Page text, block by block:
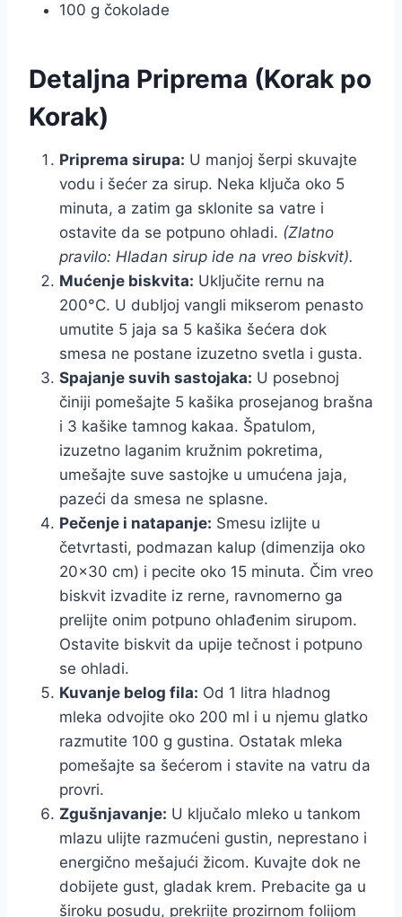
100 g čokolade
Detaljna Priprema (Korak po
Korak)
Priprema sirupa: U manjoj šerpi skuvajte
vodu i šećer za sirup. Neka ključa oko 5
minuta, a zatim ga sklonite sa vatre i
ostavite da se potpuno ohladi. (Zlatno
pravilo: Hladan sirup ide na vreo biskvit).
Mućenje biskvita: Uključite rernu na
200°C. U dubljoj vangli mikserom penasto
umutite 5 jaja sa 5 kašika šećera dok
smesa ne postane izuzetno svetla i gusta.
Spajanje suvih sastojaka: U posebnoj
činiji pomešajte 5 kašika prosejanog brašna
i 3 kašike tamnog kakaa. Špatulom,
izuzetno laganim kružnim pokretima,
umešajte suve sastojke u umućena jaja,
pazeći da smesa ne splasne.
Pečenje i natapanje: Smesu izlijte u
četvrtasti, podmazan kalup (dimenzija oko
20×30 cm) i pecite oko 15 minuta. Čim vreo
biskvit izvadite iz rerne, ravnomerno ga
prelijte onim potpuno ohlađenim sirupom.
Ostavite biskvit da upije tečnost i potpuno
se ohladi.
Kuvanje belog fila: Od 1 litra hladnog
mleka odvojite oko 200 ml i u njemu glatko
razmutite 100 g gustina. Ostatak mleka
pomešajte sa šećerom i stavite na vatru da
provri.
Zgušnjavanje: U ključalo mleko u tankom
mlazu ulijte razmućeni gustin, neprestano i
energično mešajući žicom. Kuvajte dok ne
dobijete gust, gladak krem. Prebacite ga u
široku posudu, prekrijte prozirnom folijom